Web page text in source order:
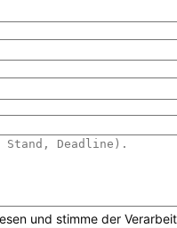
und stimme der